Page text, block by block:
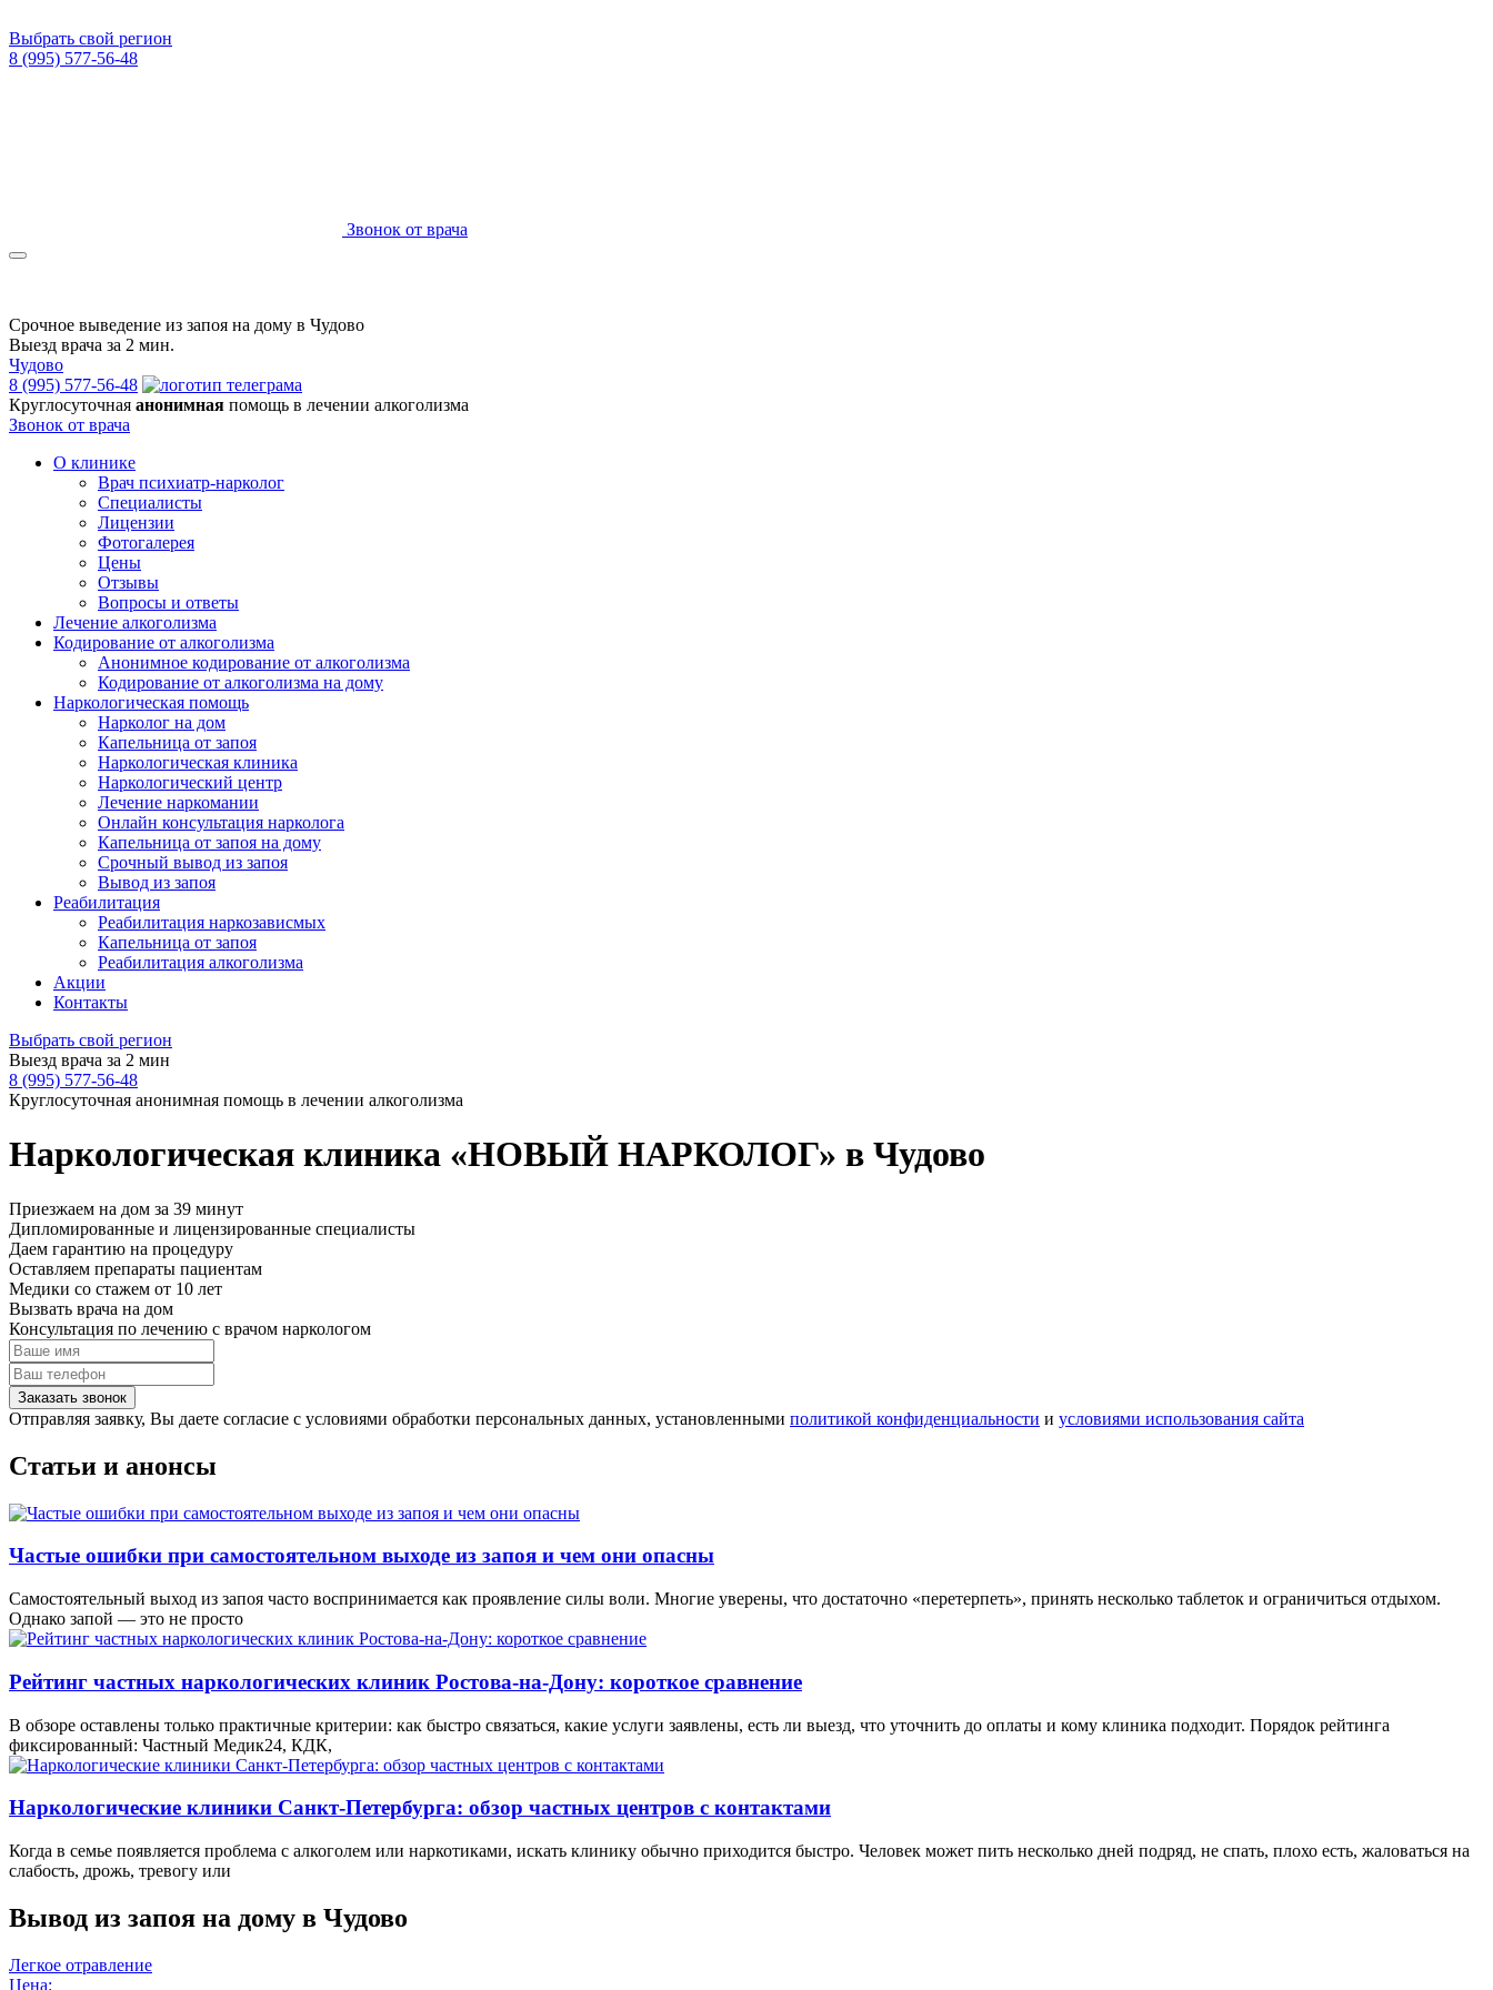
Выбрать свой регион
8 (995) 577-56-48
Звонок от врача
Срочное выведение из запоя на дому в Чудово
Выезд врача за 2 мин.
Чудово
8 (995) 577-56-48
Круглосуточная анонимная помощь в лечении алкоголизма
Звонок от врача
О клинике
Врач психиатр-нарколог
Специалисты
Лицензии
Фотогалерея
Цены
Отзывы
Вопросы и ответы
Лечение алкоголизма
Кодирование от алкоголизма
Анонимное кодирование от алкоголизма
Кодирование от алкоголизма на дому
Наркологическая помощь
Нарколог на дом
Капельница от запоя
Наркологическая клиника
Наркологический центр
Лечение наркомании
Онлайн консультация нарколога
Капельница от запоя на дому
Срочный вывод из запоя
Вывод из запоя
Реабилитация
Реабилитация наркозависмых
Капельница от запоя
Реабилитация алкоголизма
Акции
Контакты
Выбрать свой регион
Выезд врача за 2 мин
8 (995) 577-56-48
Круглосуточная анонимная помощь в лечении алкоголизма
Наркологическая клиника «НОВЫЙ НАРКОЛОГ» в Чудово
Приезжаем на дом за 39 минут
Дипломированные и лицензированные специалисты
Даем гарантию на процедуру
Оставляем препараты пациентам
Медики со стажем от 10 лет
Вызвать врача на дом
Консультация по лечению с врачом наркологом
Заказать звонок
Отправляя заявку, Вы даете согласие с условиями обработки персональных данных, установленными политикой конфиденциальности и условиями использования сайта
Статьи и анонсы
Частые ошибки при самостоятельном выходе из запоя и чем они опасны
Самостоятельный выход из запоя часто воспринимается как проявление силы воли. Многие уверены, что достаточно «перетерпеть», принять несколько таблеток и ограничиться отдыхом.
Однако запой — это не просто
Рейтинг частных наркологических клиник Ростова-на-Дону: короткое сравнение
В обзоре оставлены только практичные критерии: как быстро связаться, какие услуги заявлены, есть ли выезд, что уточнить до оплаты и кому клиника подходит. Порядок рейтинга
фиксированный: Частный Медик24, КДК,
Наркологические клиники Санкт-Петербурга: обзор частных центров с контактами
Когда в семье появляется проблема с алкоголем или наркотиками, искать клинику обычно приходится быстро. Человек может пить несколько дней подряд, не спать, плохо есть, жаловаться на
слабость, дрожь, тревогу или
Вывод из запоя на дому в Чудово
Легкое отравление
Цена: